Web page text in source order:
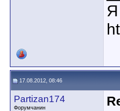
Я
17.08.2012, 08:46
Partizan174
Форумчанин